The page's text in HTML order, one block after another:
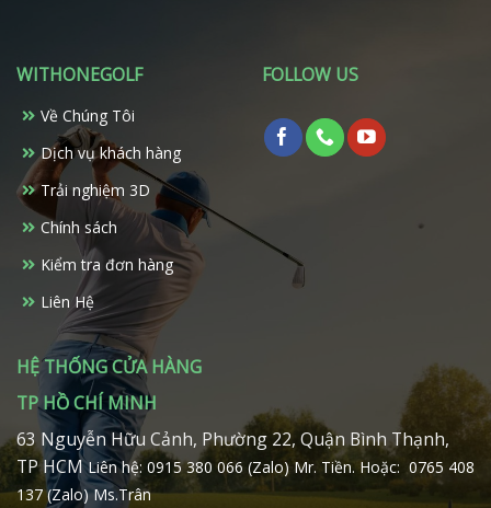
WITHONEGOLF
Về Chúng Tôi
Dịch vụ khách hàng
Trải nghiệm 3D
Chính sách
Kiểm tra đơn hàng
Liên Hệ
FOLLOW US
HỆ THỐNG CỬA HÀNG
TP HỒ CHÍ MINH
63 Nguyễn Hữu Cảnh, Phường 22, Quận Bình Thạnh,
TP HCMLiên hệ: 0915 380 066 (Zalo) Mr. Tiền.Hoặc: 0765 408
137 (Zalo) Ms.Trân